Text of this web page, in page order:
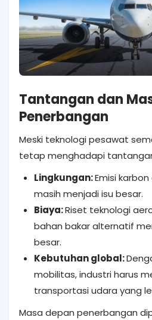
Tantangan dan
Penerbangan
Meski teknologi pesawat
tetap menghadapi
Lingkungan:Emisi
masih menjadi isu besar.
Biaya:Riset teknologi
bahan bakar alternatif
besar.
Kebutuhan global:
mobilitas, industri harus
transportasi udara yang
Masa depan penerbangan